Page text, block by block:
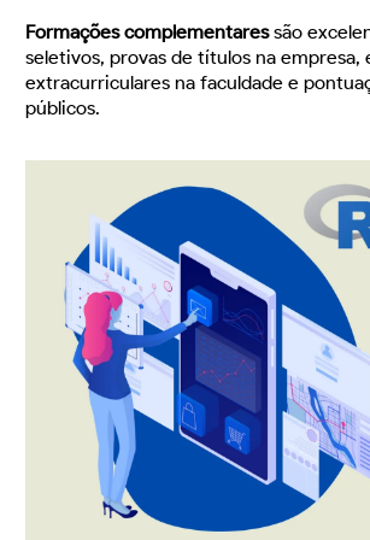
Formações complementaressão
seletivos, provas de títulos na empresa,
extracurriculares na faculdade e
públicos.